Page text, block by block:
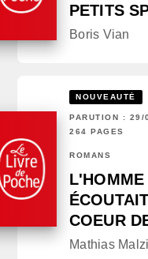
PETITS
Boris Vian
NOUVEAUTÉ
PARUTION : 29/
264 PAGES
ROMANS
L'HOMME
COEUR
Mathias